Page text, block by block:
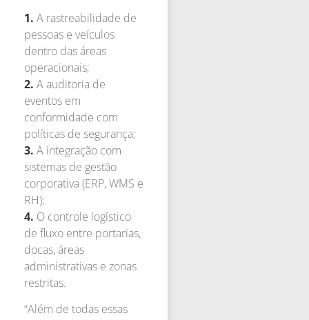
1. A rastreabilidade de
pessoas e veículos
dentro das áreas
operacionais;
2. A auditoria de
eventos em
conformidade com
políticas de segurança;
3. A integração com
sistemas de gestão
corporativa (ERP, WMS e
RH);
4. O controle logístico
de fluxo entre portarias,
docas, áreas
administrativas e zonas
restritas.
“Além de todas essas